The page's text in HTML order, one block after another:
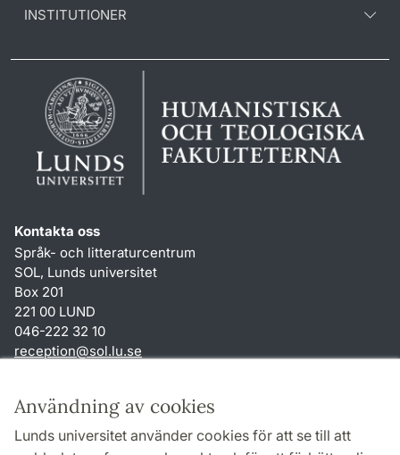
Användning av cookies
Lunds universitet använder cookies för att se till att
INSTITUTIONER
Kontakta oss
Språk- och litteraturcentrum
SOL, Lunds universitet
Box 201
221 00 LUND
046-222 32 10
reception@sol.lu.se
Genvägar
Om webbplatsen och cookies
Behandling av personuppgifter